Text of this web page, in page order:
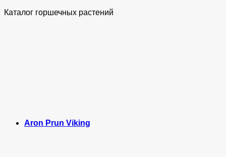
Каталог горшечных растений
Aron Prun Viking